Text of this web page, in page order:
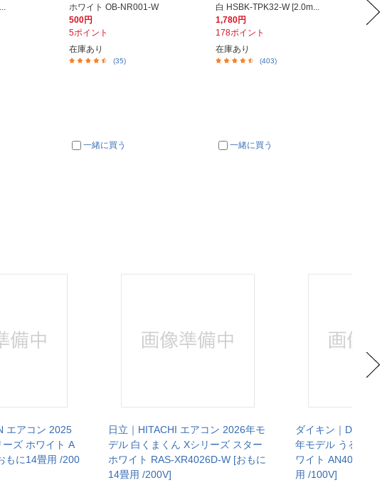
ホワイト OB-NR001-W
500円
5ポイント
在庫あり
(35)
一緒に買う
白 HSBK-TPK32-W [2.0m...
1,780円
178ポイント
在庫あり
(403)
一緒に買う
能】
268円
エアコン 2025
ズ ホワイト A
もに14畳用 /200
日立｜HITACHI エアコン 2026年モ
デル 白くまくん Xシリーズ スター
ホワイト RAS-XR4026D-W [おもに
14畳用 /200V]
ダイキン｜DAIKIN
年モデル うるさらX
ワイト AN406ARS-
用 /100V]